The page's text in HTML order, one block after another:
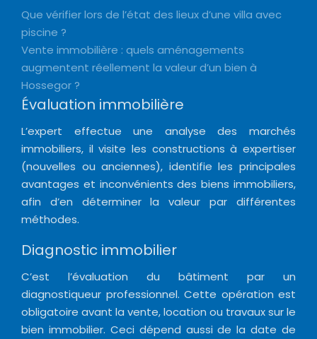
Que vérifier lors de l’état des lieux d’une villa avec
piscine ?
Vente immobilière : quels aménagements
augmentent réellement la valeur d’un bien à
Hossegor ?
Évaluation immobilière
L’expert effectue une analyse des marchés
immobiliers, il visite les constructions à expertiser
(nouvelles ou anciennes), identifie les principales
avantages et inconvénients des biens immobiliers,
afin d’en déterminer la valeur par différentes
méthodes.
Diagnostic immobilier
C’est l’évaluation du bâtiment par un
diagnostiqueur professionnel. Cette opération est
obligatoire avant la vente, location ou travaux sur le
bien immobilier. Ceci dépend aussi de la date de